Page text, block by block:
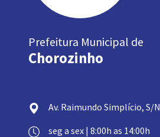
Prefeitura Municipal de
Chorozinho
Av. Raimundo Simplício, S/N
seg a sex | 8:00h as 14:00h